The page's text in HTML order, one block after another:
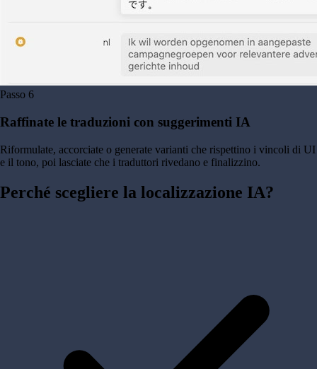
Passo 6
Raffinate le traduzioni con suggerimenti IA
Riformulate, accorciate o generate varianti che rispettino i vincoli di UI
e il tono, poi lasciate che i traduttori rivedano e finalizzino.
Perché scegliere la localizzazione IA?